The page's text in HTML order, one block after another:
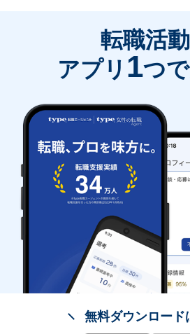
転職活
アプリ 1つで
無料ダウンロード